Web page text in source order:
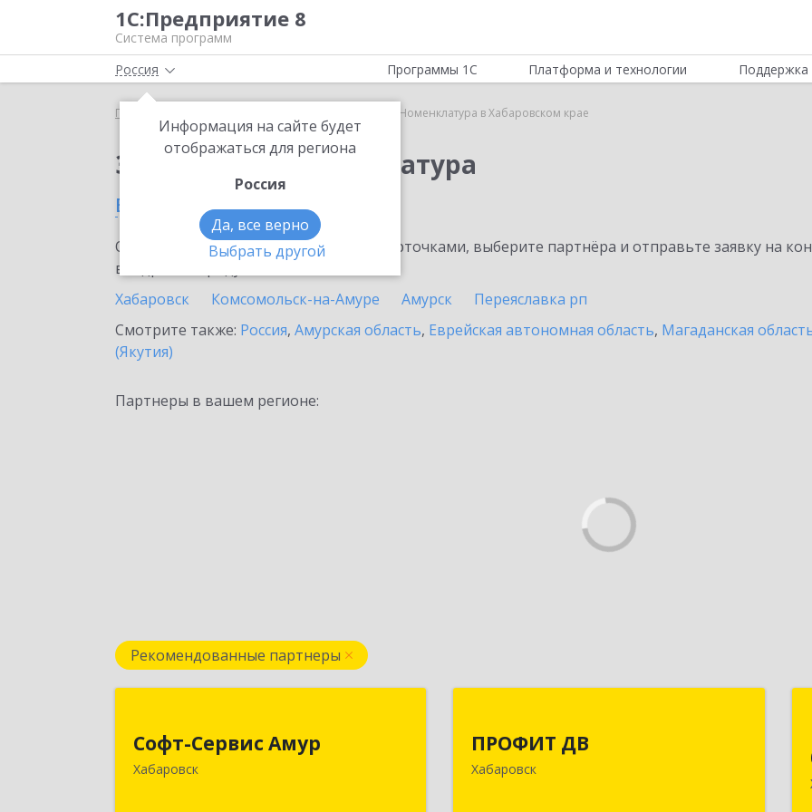
1С:Предприятие 8
Система программ
Россия
Информация на сайте будет
отображаться для региона
Россия
Да, все верно
Выбрать другой
Программы 1С Платформа и технологии Поддержка
Главная 1С:Номенклатура в Хабаровском крае
Заказать 1С:Номенклатура
в Хабаровском крае
Ознакомьтесь с информационными карточками, выберите партнёра и отправьте заявку на
внедрение продукта.
Хабаровск
Комсомольск-на-Амуре Амурск
Переяславка рп
Смотрите также: Россия, Амурская область, Еврейская автономная область, Магаданская
(Якутия)
Партнеры в вашем регионе:
Рекомендованные партнеры
Софт-Сервис Амур
Хабаровск
680000, Хабаровский край, Хабаровск
г, Муравьева-Амурского ул., дом № 4,
ПРОФИТ ДВ
Хабаровск
680000, Хабаровский край, Хабаровск
г, Муравьева-Амурского ул, дом № 25,